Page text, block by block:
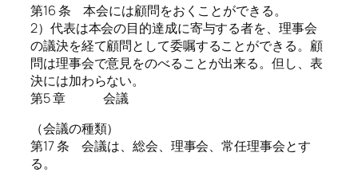
第16 条 本会には顧問をおくことができる。
2）代表は本会の目的達成に寄与する者を、理事会
の議決を経て顧問として委嘱することができる。顧
問は理事会で意見をのべることが出来る。但し、表
決には加わらない。
第5 章 会議
（会議の種類）
第17 条 会議は、総会、理事会、常任理事会とす
る。